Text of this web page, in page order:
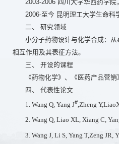
2003-2006 四川大学华西药学院
2006-至今 昆明理工大学生命科
二、 研究领域
小分子药物设计与化学合成：
相互作用及其表征方法。
三、 开设的课程
《药物化学》、《医药产品营销
四、 代表性论文
1. Wang Q, Yang J#,Zheng
2. Wang Q, Liao XL, Xiang C,
3. Wang J, Li S, Yang T,Zeng JR,